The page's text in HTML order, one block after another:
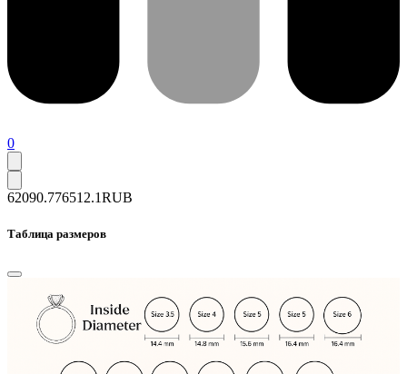
0
62090.776512.1RUB
Таблица размеров